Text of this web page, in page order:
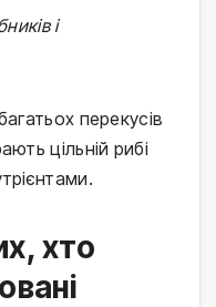
і
перекусів
цільній рибі
хто